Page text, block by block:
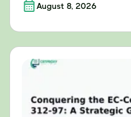
August 8, 2026